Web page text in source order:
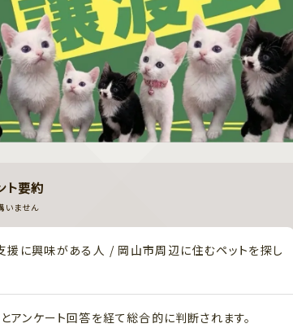
ト要約
いません
に興味がある人 / 岡山市周辺に住むペットを探し
ンケート回答を経て総合的に判断されます。